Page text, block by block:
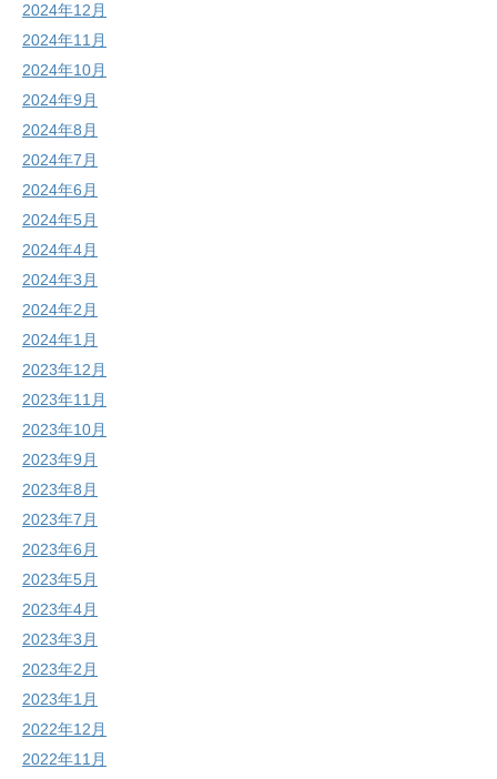
2024年12月
2024年11月
2024年10月
2024年9月
2024年8月
2024年7月
2024年6月
2024年5月
2024年4月
2024年3月
2024年2月
2024年1月
2023年12月
2023年11月
2023年10月
2023年9月
2023年8月
2023年7月
2023年6月
2023年5月
2023年4月
2023年3月
2023年2月
2023年1月
2022年12月
2022年11月